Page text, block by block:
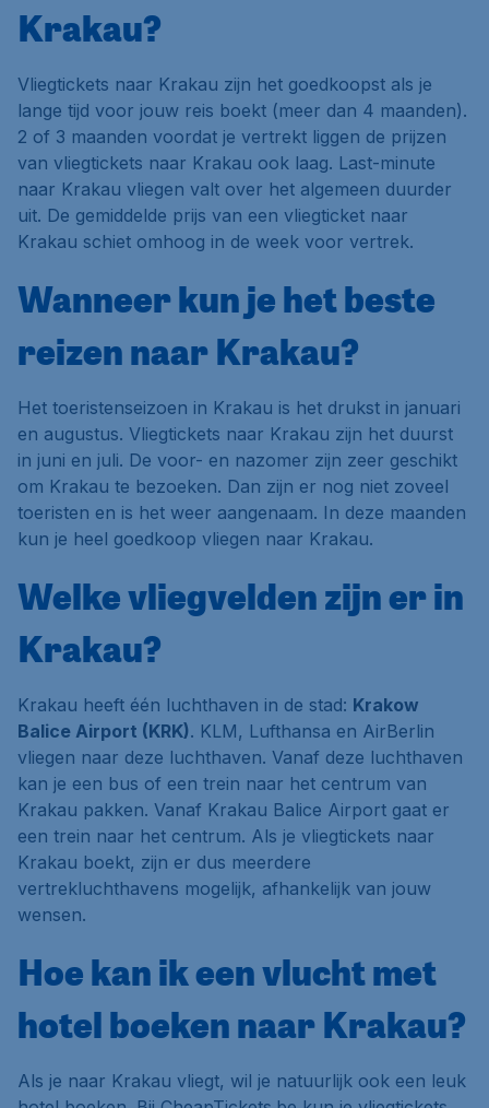
Krakau?
Vliegtickets naar Krakau zijn het goedkoopst als je
lange tijd voor jouw reis boekt (meer dan 4 maanden).
2 of 3 maanden voordat je vertrekt liggen de prijzen
van vliegtickets naar Krakau ook laag. Last-minute
naar Krakau vliegen valt over het algemeen duurder
uit. De gemiddelde prijs van een vliegticket naar
Krakau schiet omhoog in de week voor vertrek.
Wanneer kun je het beste
reizen naar Krakau?
Het toeristenseizoen in Krakau is het drukst in januari
en augustus. Vliegtickets naar Krakau zijn het duurst
in juni en juli. De voor- en nazomer zijn zeer geschikt
om Krakau te bezoeken. Dan zijn er nog niet zoveel
toeristen en is het weer aangenaam. In deze maanden
kun je heel goedkoop vliegen naar Krakau.
Welke vliegvelden zijn er in
Krakau?
Krakau heeft één luchthaven in de stad: Krakow
Balice Airport (KRK). KLM, Lufthansa en AirBerlin
vliegen naar deze luchthaven. Vanaf deze luchthaven
kan je een bus of een trein naar het centrum van
Krakau pakken. Vanaf Krakau Balice Airport gaat er
een trein naar het centrum. Als je vliegtickets naar
Krakau boekt, zijn er dus meerdere
vertrekluchthavens mogelijk, afhankelijk van jouw
wensen.
Hoe kan ik een vlucht met
hotel boeken naar Krakau?
Als je naar Krakau vliegt, wil je natuurlijk ook een leuk